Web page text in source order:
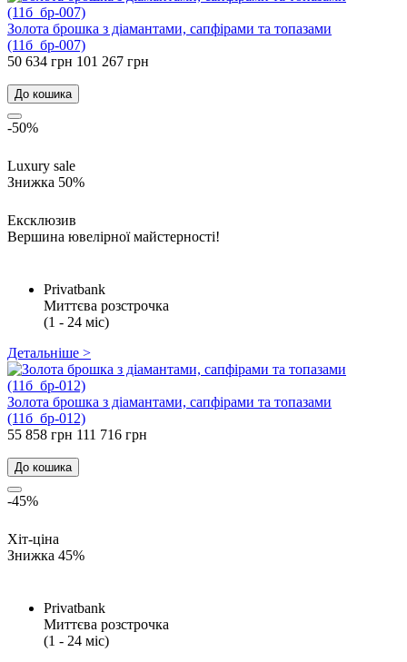
Золота брошка з діамантами, сапфірами та топазами
(11б_бр-007)
50 634 грн 101 267 грн
До кошика
-50%
Luxury sale
Знижка 50%
Ексклюзив
Вершина ювелірної майстерності!
Privatbank
Миттєва розстрочка
(1 - 24 міс)
Детальніше >
Золота брошка з діамантами, сапфірами та топазами
(11б_бр-012)
55 858 грн 111 716 грн
До кошика
-45%
Хіт-ціна
Знижка 45%
Privatbank
Миттєва розстрочка
(1 - 24 міс)